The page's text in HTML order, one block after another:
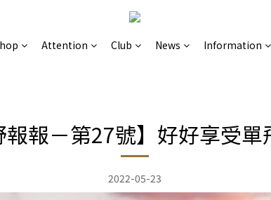
Attention Club News Information
報報－第27號】好好享受
2022-05-23